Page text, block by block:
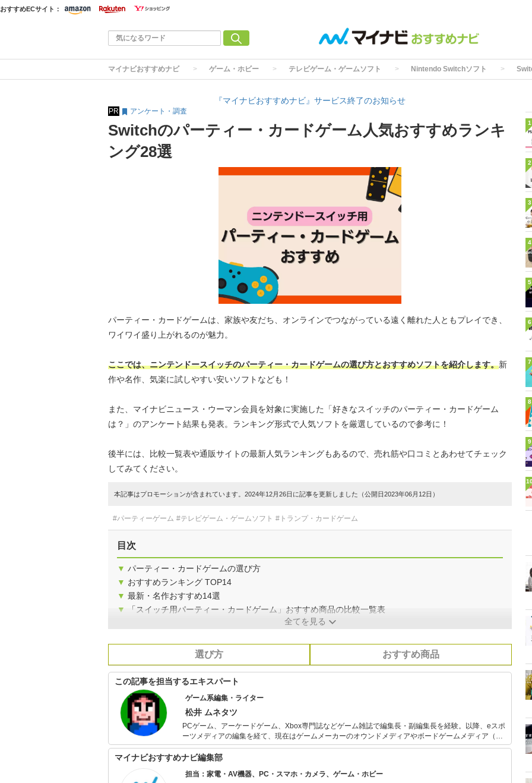
おすすめECサイト：
マイナビおすすめナビ ゲーム・ホビー テレビゲーム・ゲームソフト Nintendo Switchソフト
『マイナビおすすめナビ』サービス終了のお知らせ
PR アンケート・調査
Switchのパーティー・カードゲーム人気おすすめランキ
ング28選
パーティー・カードゲームは、家族や友だち、オンラインでつながっている遠く離れた人ともプレイでき、
ワイワイ盛り上がれるのが魅力。
ここでは、ニンテンドースイッチのパーティー・カードゲームの選び方とおすすめソフトを紹介します。新
作や名作、気楽に試しやすい安いソフトなども！
また、マイナビニュース・ウーマン会員を対象に実施した「好きなスイッチのパーティー・カードゲーム
は？」のアンケート結果も発表。ランキング形式で人気ソフトを厳選しているので参考に！
後半には、比較一覧表や通販サイトの最新人気ランキングもあるので、売れ筋や口コミとあわせてチェック
してみてください。
本記事はプロモーションが含まれています。2024年12月26日に記事を更新しました（公開日2023年06月12日）
#パーティーゲーム #テレビゲーム・ゲームソフト #トランプ・カードゲーム
目次
▼ パーティー・カードゲームの選び方
▼ おすすめランキング TOP14
▼ 最新・名作おすすめ14選
▼
「スイッチ用パーティー・カードゲーム」おすすめ商品の比較一覧表
全てを見る
選び方 おすすめ商品
この記事を担当するエキスパート
ゲーム系編集・ライター
松井 ムネタツ
PCゲーム、アーケードゲーム、Xbox専門誌などゲーム雑誌で編集長・副編集長を経験。以降、eスポ
ーツメディアの編集を経て、現在はゲームメーカーのオウンドメディアやボードゲームメディア（編
集長）、レトロゲームメディア（副編集長）などを手がける。ゲーム業界歴約40年。
マイナビおすすめナビ編集部
担当：家電・AV機器、PC・スマホ・カメラ、ゲーム・ホビー
1
2
3
4
5
6
7
8
9